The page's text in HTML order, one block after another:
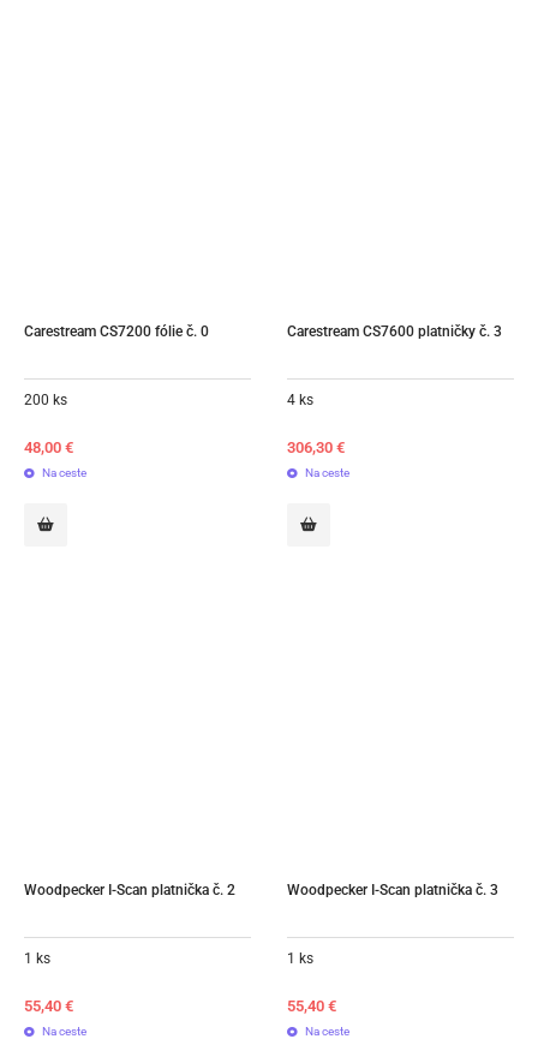
Carestream CS7200 fólie č. 0
200 ks
48,00 €
Na ceste
Carestream CS7600 platničky č. 3
4 ks
306,30 €
Na ceste
Woodpecker I-Scan platnička č. 2
1 ks
55,40 €
Na ceste
Woodpecker I-Scan platnička č. 3
1 ks
55,40 €
Na ceste